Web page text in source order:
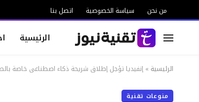
من نحن سياسة الخصوصية اتصل بنا
الرئيسية
الرئيسية »إنفيديا تؤجل إطلاق شريحة ذكاء اصطناعي خاصة
منوعات تقنية